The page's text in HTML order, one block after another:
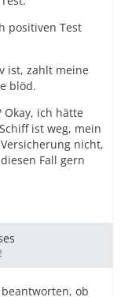
positiven Test
ist, zahlt meine
blöd.
Okay, ich hätte
ist weg, mein
nicht,
Fall gern
ob